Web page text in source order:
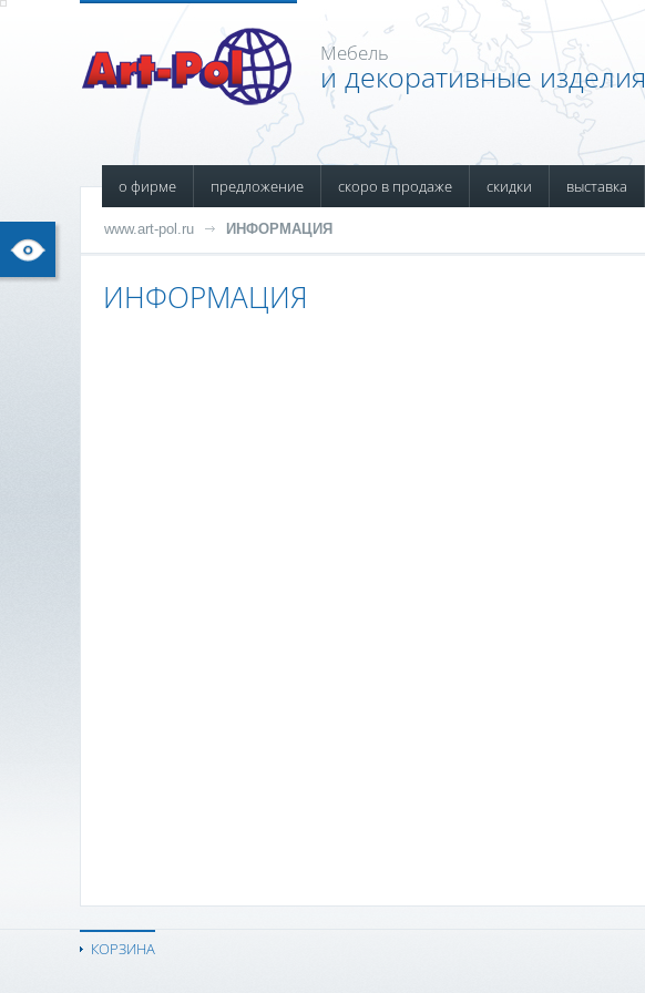
Мебель
и декоративные изделия
о фирме предложение скоро в продаже скидки выставка
www.art-pol.ru ИНФОРМАЦИЯ
ИНФОРМАЦИЯ
КОРЗИНА